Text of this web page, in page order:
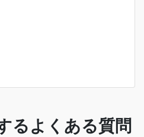
るよくある質問